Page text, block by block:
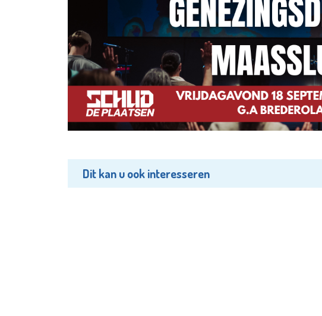
Dit kan u ook interesseren